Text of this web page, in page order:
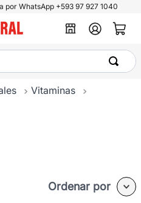
por WhatsApp +593 97 927 1040
Vitaminas
Ordenar por